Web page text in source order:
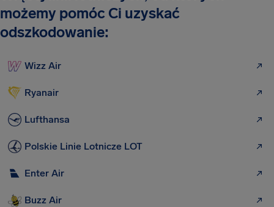
możemy pomóc Ci uzyskać
odszkodowanie:
Wizz Air
Ryanair
Lufthansa
Polskie Linie Lotnicze LOT
Enter Air
Buzz Air